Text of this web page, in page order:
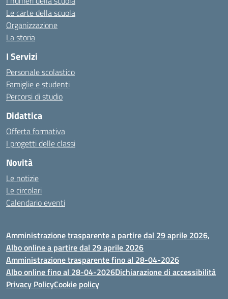
Le carte della scuola
Organizzazione
La storia
I Servizi
Personale scolastico
Famiglie e studenti
Percorsi di studio
Didattica
Offerta formativa
I progetti delle classi
Novità
Le notizie
Le circolari
Calendario eventi
Amministrazione trasparente a partire dal 29 aprile 2026,
Albo online a partire dal 29 aprile 2026
Amministrazione trasparente fino al 28-04-2026
Albo online fino al 28-04-2026Dichiarazione di accessibilità
Privacy PolicyCookie policy